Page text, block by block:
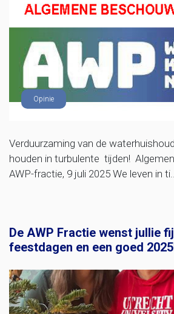
Opinie
Verduurzaming van de
houden in turbulente tijden!
AWP-fractie, 9 juli 2025 We leven in
De AWP Fractie wenst jullie
feestdagen en een goed